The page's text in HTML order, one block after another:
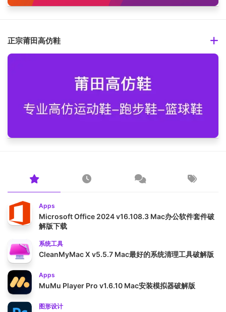
正宗莆田高仿鞋
Apps
Microsoft Office 2024 v16.108.3 Mac办公软件套件破
解版下载
系统工具
CleanMyMac X v5.5.7 Mac最好的系统清理工具破解版
Apps
MuMu Player Pro v1.6.10 Mac安装模拟器破解版
图形设计